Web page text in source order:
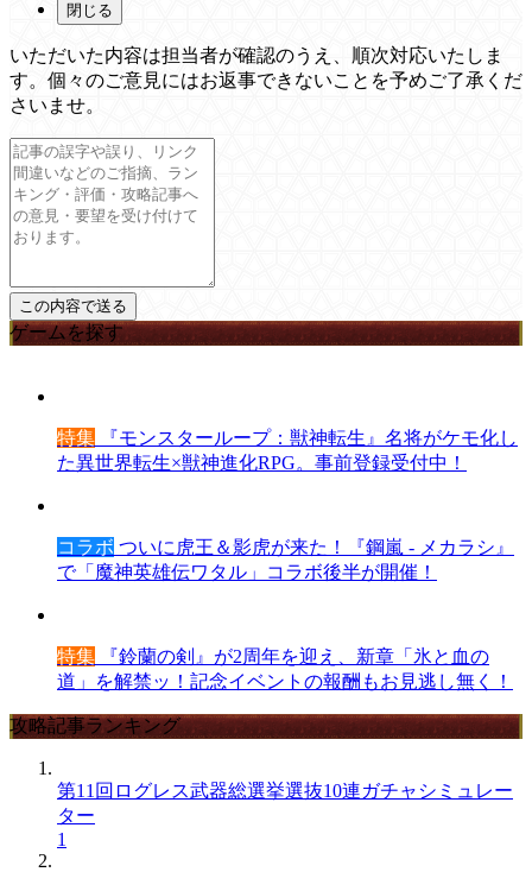
閉じる
いただいた内容は担当者が確認のうえ、順次対応いたしま
す。個々のご意見にはお返事できないことを予めご了承くだ
さいませ。
ゲームを探す
特集 『モンスターループ：獣神転生』名将がケモ化し
た異世界転生×獣神進化RPG。事前登録受付中！
コラボ ついに虎王＆影虎が来た！『鋼嵐 - メカラシ』
で「魔神英雄伝ワタル」コラボ後半が開催！
特集 『鈴蘭の剣』が2周年を迎え、新章「氷と血の
道」を解禁ッ！記念イベントの報酬もお見逃し無く！
攻略記事ランキング
第11回ログレス武器総選挙選抜10連ガチャシミュレー
ター
1